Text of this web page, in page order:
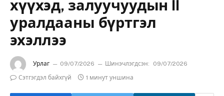
хүүхэд, залуучуудын II
уралдааны бүртгэл
эхэллээ
Урлаг 09/07/2026 Шинэчлэгдсэн:
09/07/2026
Сэтгэгдэл байхгүй
1 минут уншина